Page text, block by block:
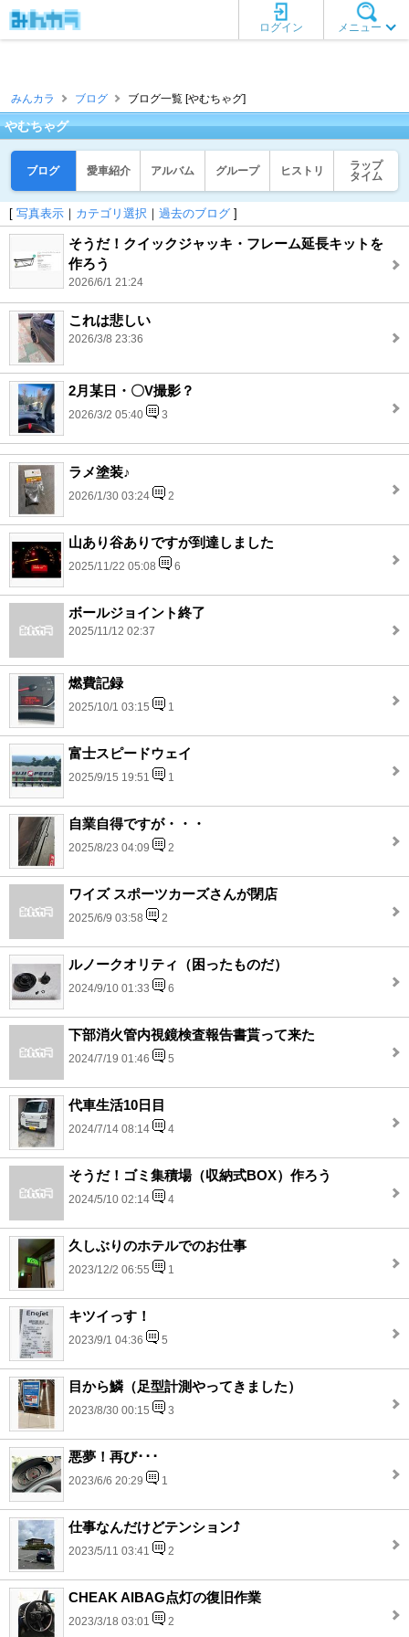
メニュー
ログイン
みんカラ ブログ ブログ一覧 [やむちゃグ]
やむちゃグ
ブログ 愛車紹介 アルバム グループ ヒストリ
ラップ
タイム
[ 写真表示 ｜ カテゴリ選択 ｜ 過去のブログ ]
そうだ！クイックジャッキ・フレーム延長キットを
作ろう
2026/6/1 21:24
これは悲しい
2026/3/8 23:36
2月某日・〇V撮影？
2026/3/2 05:40 3
ラメ塗装♪
2026/1/30 03:24 2
山あり谷ありですが到達しました
2025/11/22 05:08 6
ボールジョイント終了
2025/11/12 02:37
燃費記録
2025/10/1 03:15 1
富士スピードウェイ
2025/9/15 19:51 1
自業自得ですが・・・
2025/8/23 04:09 2
ワイズ スポーツカーズさんが閉店
2025/6/9 03:58 2
ルノークオリティ（困ったものだ）
2024/9/10 01:33 6
下部消火管内視鏡検査報告書貰って来た
2024/7/19 01:46 5
代車生活10日目
2024/7/14 08:14 4
そうだ！ゴミ集積場（収納式BOX）作ろう
2024/5/10 02:14 4
久しぶりのホテルでのお仕事
2023/12/2 06:55 1
キツイっす！
2023/9/1 04:36 5
目から鱗（足型計測やってきました）
2023/8/30 00:15 3
悪夢！再び･･･
2023/6/6 20:29 1
仕事なんだけどテンション⤴
2023/5/11 03:41 2
CHEAK AIBAG点灯の復旧作業
2023/3/18 03:01 2